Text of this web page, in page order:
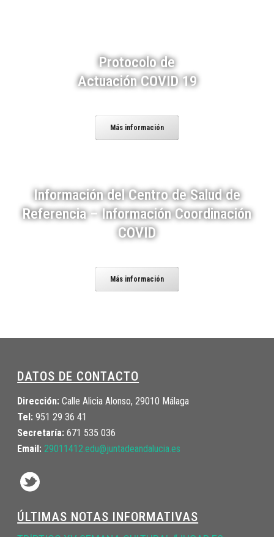
Protocolo de
Actuación COVID 19
Más información
Información del Centro de Salud de
Referencia – Información Coordinación
COVID
Más información
DATOS DE CONTACTO
Dirección: Calle Alicia Alonso, 29010 Málaga
Tel: 951 29 36 41
Secretaría: 671 535 036
Email: 29011412.edu@juntadeandalucia.es
ÚLTIMAS NOTAS INFORMATIVAS